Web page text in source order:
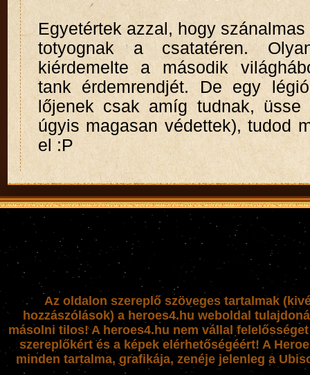
Egyetértek azzal, hogy
totyognak a csatatéren.
kiérdemelte a második
tank érdemrendjét. De egy
lőjenek csak amíg tudnak,
úgyis magasan védettek), tudod
el :P
Az oldalon szereplő szöveges tartalmak
hozzászólások) a heroes4.hu weboldal
másolni tilos! A heroes4.hu nem vállal
szereplőkért és a képek elérhetőségéért! A
minden tartalma, grafikája, zenéje jelenleg a